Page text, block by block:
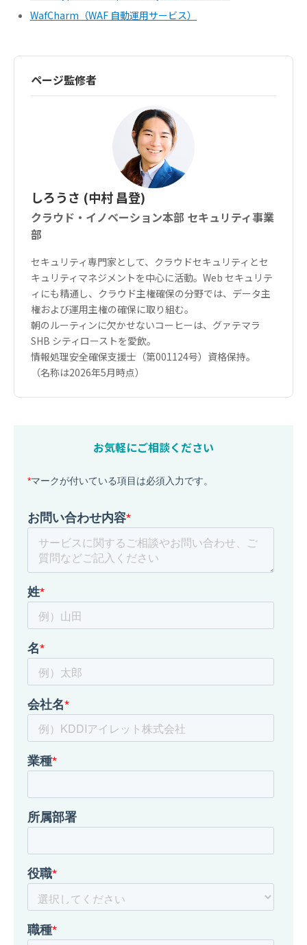
WafCharm（WAF 自動運用サービス）
ページ監修者
しろうさ (中村 昌登)
クラウド・イノベーション本部 セキュリティ事業
部
セキュリティ専門家として、クラウドセキュリティとセ
キュリティマネジメントを中心に活動。Web セキュリテ
ィにも精通し、クラウド主権確保の分野では、データ主
権および運用主権の確保に取り組む。
朝のルーティンに欠かせないコーヒーは、グァテマラ
SHB シティローストを愛飲。
情報処理安全確保支援士（第001124号）資格保持。
（名称は2026年5月時点）
お気軽にご相談ください